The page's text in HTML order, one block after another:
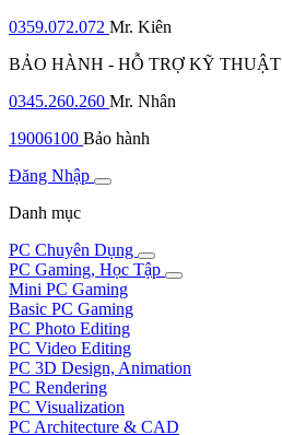
0359.072.072 Mr. Kiên
BẢO HÀNH - HỖ TRỢ KỸ THUẬT
0345.260.260 Mr. Nhân
19006100 Bảo hành
Đăng Nhập
Danh mục
PC Chuyên Dụng
PC Gaming, Học Tập
Mini PC Gaming
Basic PC Gaming
PC Photo Editing
PC Video Editing
PC 3D Design, Animation
PC Rendering
PC Visualization
PC Architecture & CAD